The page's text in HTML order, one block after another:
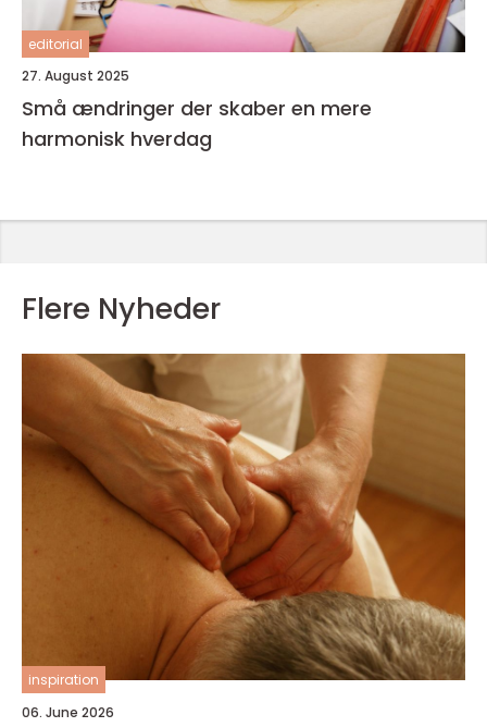
editorial
27. August 2025
Små ændringer der skaber en mere
harmonisk hverdag
Flere Nyheder
inspiration
06. June 2026